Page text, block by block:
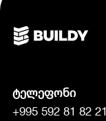
ტელეფონი
+995 592 81 82 21